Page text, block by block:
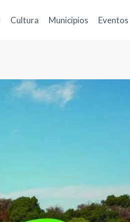
Cultura Municipios Eventos